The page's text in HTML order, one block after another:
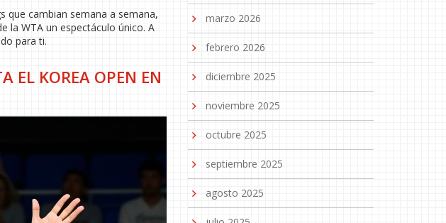
que cambian semana a semana,
la WTA un espectáculo único. A
para ti.
EL KOREA OPEN EN
marzo 2026
febrero 2026
diciembre 2025
noviembre 2025
octubre 2025
septiembre 2025
agosto 2025